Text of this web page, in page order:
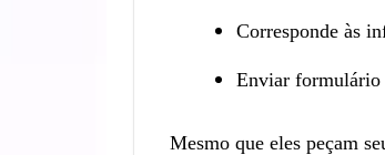
Corresponde às
Enviar formulário
Mesmo que eles peçam